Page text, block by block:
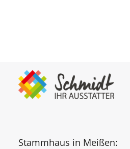
Stammhaus in Meißen: